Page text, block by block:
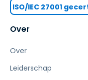
Over
Over
Leiderschap
ISO/IEC 27001